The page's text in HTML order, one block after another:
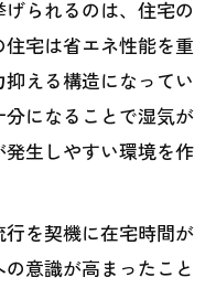
られるのは、住宅の
宅は省エネ性能を重
える構造になってい
になることで湿気が
生しやすい環境を作
を契機に在宅時間が
意識が高まったこと